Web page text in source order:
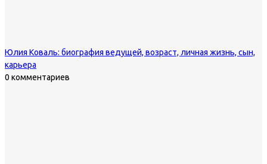
Юлия Коваль: биография ведущей, возраст, личная жизнь, сын,
карьера
0 комментариев